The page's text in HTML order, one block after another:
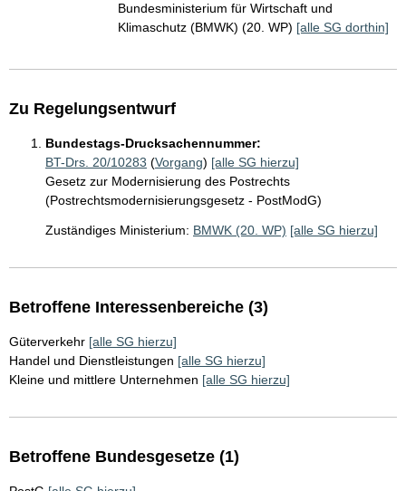
Bundesministerium für Wirtschaft und
Klimaschutz (BMWK) (20. WP) [alle SG dorthin]
Zu Regelungsentwurf
Bundestags-Drucksachennummer:
BT-Drs. 20/10283 (Vorgang) [alle SG hierzu]
Gesetz zur Modernisierung des Postrechts
(Postrechtsmodernisierungsgesetz - PostModG)
Zuständiges Ministerium: BMWK (20. WP) [alle SG hierzu]
Betroffene Interessenbereiche (3)
Güterverkehr [alle SG hierzu]
Handel und Dienstleistungen [alle SG hierzu]
Kleine und mittlere Unternehmen [alle SG hierzu]
Betroffene Bundesgesetze (1)